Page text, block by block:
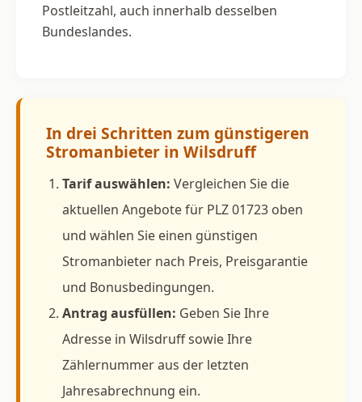
Postleitzahl, auch innerhalb desselben
Bundeslandes.
In drei Schritten zum günstigeren
Stromanbieter in Wilsdruff
Tarif auswählen: Vergleichen Sie die
aktuellen Angebote für PLZ 01723 oben
und wählen Sie einen günstigen
Stromanbieter nach Preis, Preisgarantie
und Bonusbedingungen.
Antrag ausfüllen: Geben Sie Ihre
Adresse in Wilsdruff sowie Ihre
Zählernummer aus der letzten
Jahresabrechnung ein.